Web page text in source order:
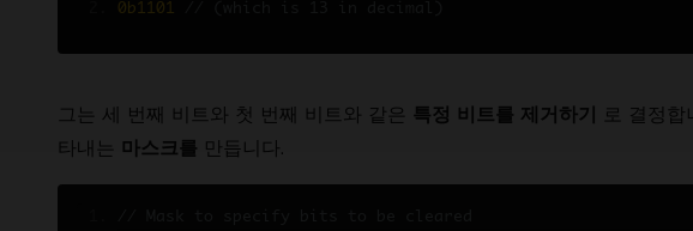
0b1101
그는 세 번째 비트와 첫 번째 비트와 같은 특정 비트를 제거하기
로 결정
타내는
마스크를 만듭니다.